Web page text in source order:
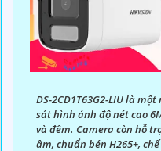
DS-2CD1T63G2-LIU là
sát hình ảnh độ nét cao
và đêm. Camera còn hỗ
âm, chuẩn bén H265+,